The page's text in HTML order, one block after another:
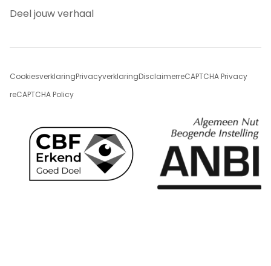
Deel jouw verhaal
CookiesverklaringPrivacyverklaringDisclaimerreCAPTCHA Privacy
reCAPTCHA Policy